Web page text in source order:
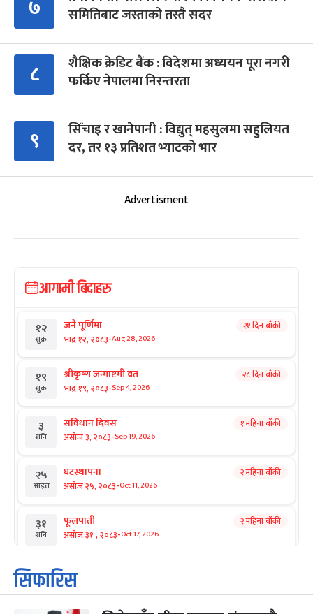
७
समितिबाट जस्ताको तस्तै सदर
८
शैक्षिक क्रेडिट बैंक : विदेशमा अध्ययन पूरा नगरी
फर्किए नेपालमा निरन्तरता
९
सिँचाइ र खानेपानी : विद्युत् महसुलमा सहुलियत
दर, तर १३ प्रतिशत भ्याटको भार
Advertisment
आगामी बिदाहरु
१२
शुक्र
जनै पूर्णिमा
भाद्र १२, २०८३-Aug 28, 2026
२१ दिन बाँकी
१९
शुक्र
श्रीकृष्ण जन्माष्टमी व्रत
भाद्र १९, २०८३-Sep 4, 2026
२८ दिन बाँकी
३
शनि
संविधान दिवस
असोज ३, २०८३-Sep 19, 2026
१ महिना बाँकी
२५
आइत
घटस्थापना
असोज २५, २०८३-Oct 11, 2026
२ महिना बाँकी
३१
शनि
फूलपाती
असोज ३१ , २०८३-Oct 17, 2026
२ महिना बाँकी
१
आइत
कार्तिक सङ्क्रान्ति
कार्तिक १, २०८३
सिफारिस